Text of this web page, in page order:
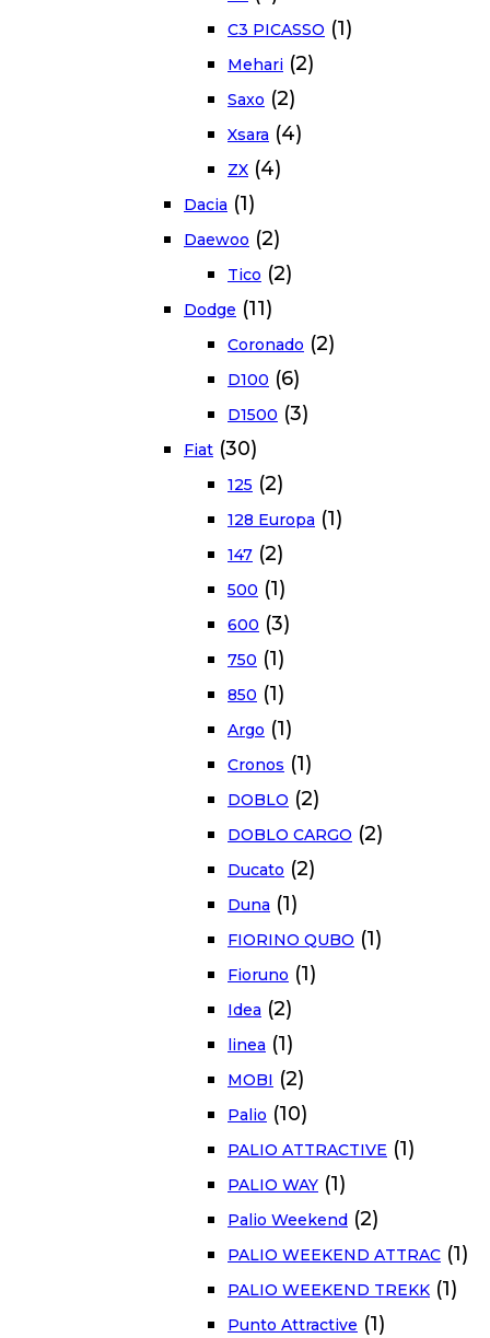
C3 PICASSO (1)
Mehari (2)
Saxo (2)
Xsara (4)
ZX (4)
Dacia (1)
Daewoo (2)
Tico (2)
Dodge (11)
Coronado (2)
D100 (6)
D1500 (3)
Fiat (30)
125 (2)
128 Europa (1)
147 (2)
500 (1)
600 (3)
750 (1)
850 (1)
Argo (1)
Cronos (1)
DOBLO (2)
DOBLO CARGO (2)
Ducato (2)
Duna (1)
FIORINO QUBO (1)
Fioruno (1)
Idea (2)
linea (1)
MOBI (2)
Palio (10)
PALIO ATTRACTIVE (1)
PALIO WAY (1)
Palio Weekend (2)
PALIO WEEKEND ATTRAC (1)
PALIO WEEKEND TREKK (1)
Punto Attractive (1)